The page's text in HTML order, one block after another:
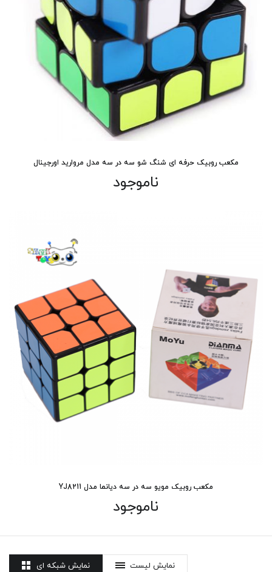
مکعب روبیک حرفه ای شنگ شو سه در سه مدل مروارید اورجینال
ناموجود
مکعب روبیک مویو سه در سه دیانما مدل YJ8211
ناموجود
نمایش شبکه ای نمایش لیست